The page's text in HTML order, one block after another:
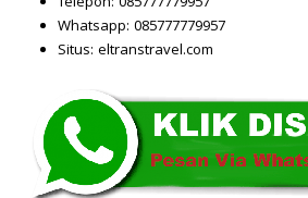
Whatsapp: 085777779957
Situs: eltranstravel.com